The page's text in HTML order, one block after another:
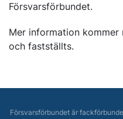
Försvarsförbundet.
Mer information
och fastställts.
Försvarsförbundet är